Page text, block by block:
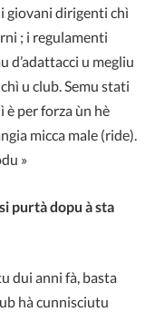
giovani dirigenti chì
; i regulamenti
d’adattacci u megliu
u club. Semu stati
è per forza ùn hè
micca male (ride).
»
purtà dopu à sta
dui anni fà, basta
hà cunnisciutu